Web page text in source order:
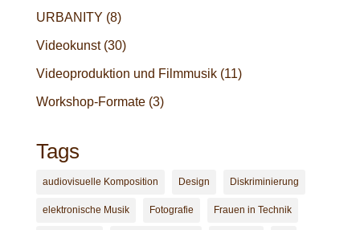
URBANITY (8)
Videokunst(30)
Videoproduktion und Filmmusik(11)
Workshop-Formate(3)
Tags
audiovisuelle Komposition Design Diskriminierung
elektronische Musik Fotografie Frauen in Technik